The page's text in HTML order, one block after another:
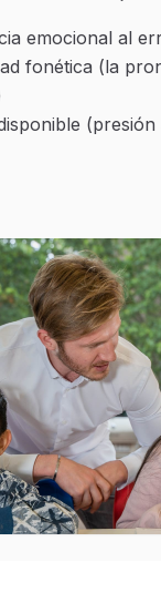
emocional al
fonética (la
(presión